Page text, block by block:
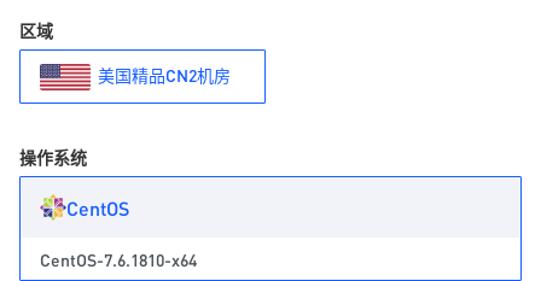
区域
美国精品CN2机房
操作系统
CentOS
CentOS-7.6.1810-x64